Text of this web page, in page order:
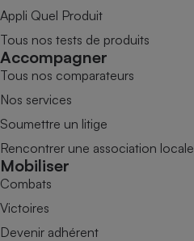
Appli Quel Produit
Tous nos tests de produits
Accompagner
Tous nos comparateurs
Nos services
Soumettre un litige
Rencontrer une association locale
Mobiliser
Combats
Victoires
Devenir adhérent